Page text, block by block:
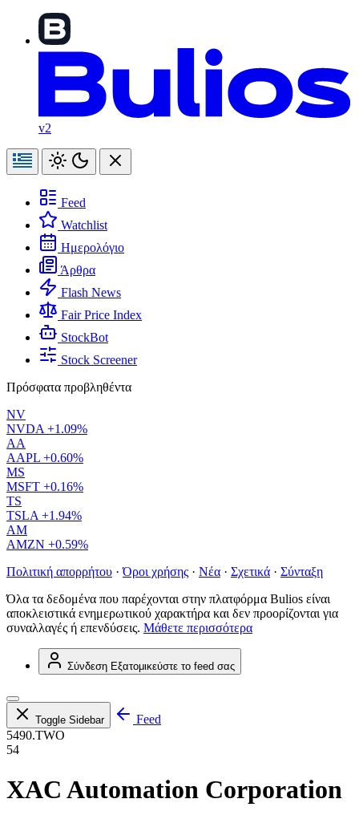
v2
Feed
Watchlist
Ημερολόγιο
Άρθρα
Flash News
Fair Price Index
StockBot
Stock Screener
Πρόσφατα προβληθέντα
NV
NVDA +1.09%
AA
AAPL +0.60%
MS
MSFT +0.16%
TS
TSLA +1.94%
AM
AMZN +0.59%
Πολιτική απορρήτου · Όροι χρήσης · Νέα · Σχετικά · Σύνταξη
Όλα τα δεδομένα που παρέχονται στην πλατφόρμα Bulios είναι
αποκλειστικά ενημερωτικού χαρακτήρα και δεν προορίζονται για
συναλλαγές ή επενδύσεις. Μάθετε περισσότερα
Σύνδεση Εξατομικεύστε το feed σας
Toggle Sidebar
Feed
5490.TWO
54
XAC Automation Corporation